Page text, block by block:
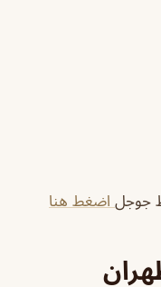
جوجل اضغط هنا